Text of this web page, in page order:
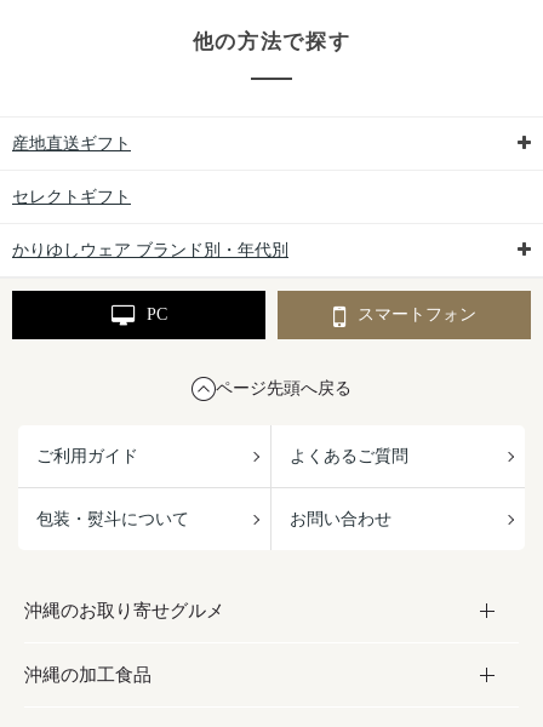
他の方法で探す
産地直送ギフト
セレクトギフト
かりゆしウェア ブランド別・年代別
PC スマートフォン
ページ先頭へ戻る
ご利用ガイド よくあるご質問
包装・熨斗について お問い合わせ
沖縄のお取り寄せグルメ
お取り寄せグルメ
沖縄の加工食品